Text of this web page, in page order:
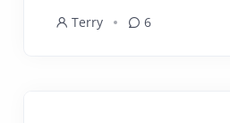
Terry 6